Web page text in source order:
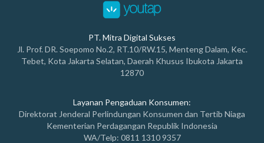
PT. Mitra Digital Sukses
Jl. Prof. DR. Soepomo No.2, RT.10/RW.15, Menteng Dalam, Kec.
Tebet, Kota Jakarta Selatan, Daerah Khusus Ibukota Jakarta
12870
Layanan Pengaduan Konsumen:
Direktorat Jenderal Perlindungan Konsumen dan Tertib Niaga
Kementerian Perdagangan Republik Indonesia
WA/Telp: 0811 1310 9357